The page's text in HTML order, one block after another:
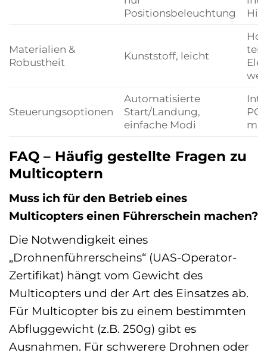
Positionsbeleuchtung
Materialien &
Robustheit
Kunststoff, leicht
Steuerungsoptionen
Automatisierte
Start/Landung,
einfache Modi
FAQ – Häufig gestellte Fragen zu
Multicoptern
Muss ich für den Betrieb eines
Multicopters einen Führerschein machen?
Die Notwendigkeit eines
„Drohnenführerscheins“ (UAS-Operator-
Zertifikat) hängt vom Gewicht des
Multicopters und der Art des Einsatzes ab.
Für Multicopter bis zu einem bestimmten
Abfluggewicht (z.B. 250g) gibt es
Ausnahmen. Für schwerere Drohnen oder